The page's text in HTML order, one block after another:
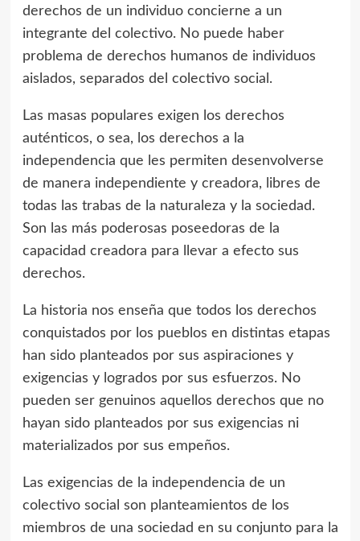
derechos de un individuo concierne a un
integrante del colectivo. No puede haber
problema de derechos humanos de individuos
aislados, separados del colectivo social.
Las masas populares exigen los derechos
auténticos, o sea, los derechos a la
independencia que les permiten desenvolverse
de manera independiente y creadora, libres de
todas las trabas de la naturaleza y la sociedad.
Son las más poderosas poseedoras de la
capacidad creadora para llevar a efecto sus
derechos.
La historia nos enseña que todos los derechos
conquistados por los pueblos en distintas etapas
han sido planteados por sus aspiraciones y
exigencias y logrados por sus esfuerzos. No
pueden ser genuinos aquellos derechos que no
hayan sido planteados por sus exigencias ni
materializados por sus empeños.
Las exigencias de la independencia de un
colectivo social son planteamientos de los
miembros de una sociedad en su conjunto para la